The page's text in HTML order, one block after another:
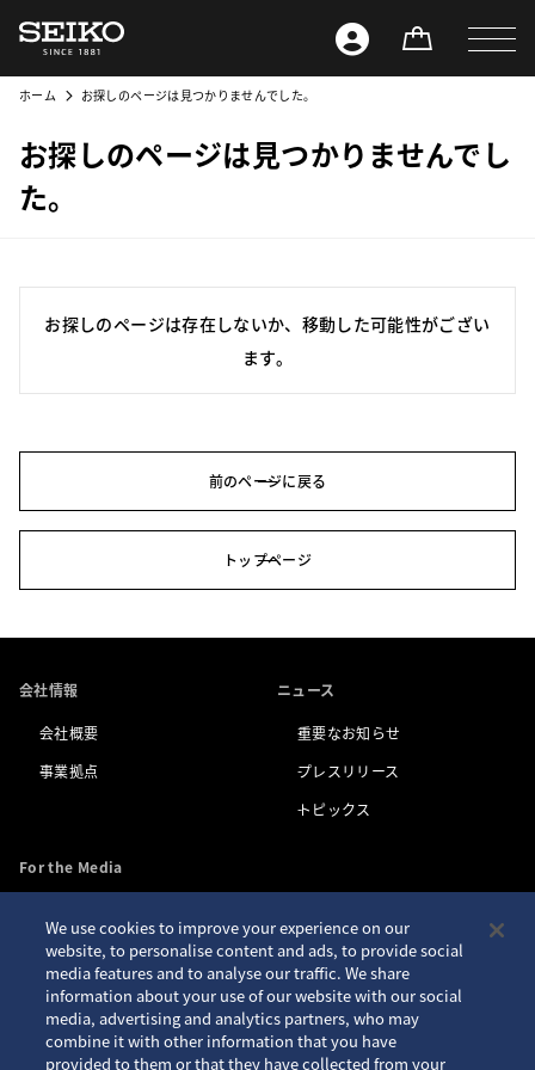
ホーム お探しのページは見つかりませんでした。
お探しのページは見つかりませんでし
た。
お探しのページは存在しないか、移動した可能性がござい
ます。
前のページに戻る
トップページ
会社情報
会社概要
事業拠点
ニュース
重要なお知らせ
プレスリリース
トピックス
For the Media
お問い合わせ
アクセシビリティ
プライバシーポリシー
サイトご利用案内
クッキーポリシー
サイトマップ
Seiko ID
We use cookies to improve your experience on our
website, to personalise content and ads, to provide social
media features and to analyse our traffic. We share
information about your use of our website with our social
media, advertising and analytics partners, who may
combine it with other information that you have
provided to them or that they have collected from your